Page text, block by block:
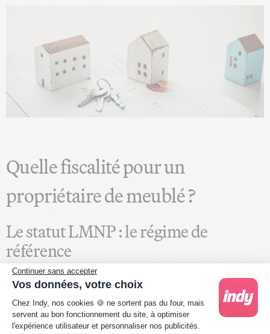
Continuer sans accepter
Vos données, votre choix
Plateforme de Gestion du Consentement :
Chez Indy, nos cookies 🍪 ne sortent pas du four, mais
servent au bon fonctionnement du site, à optimiser
l'expérience utilisateur et personnaliser nos publicités.
Quelle fiscalité pour un
propriétaire de meublé ?
Le statut LMNP : le régime de
référence
La grande majorité des propriétaires qui louent un ou
plusieurs logements meublés sans en faire leur activité
principale relèvent du statut de Loueur en Meublé Non
Professionnel, ditLMNP. Ce statut s’applique dès lors que